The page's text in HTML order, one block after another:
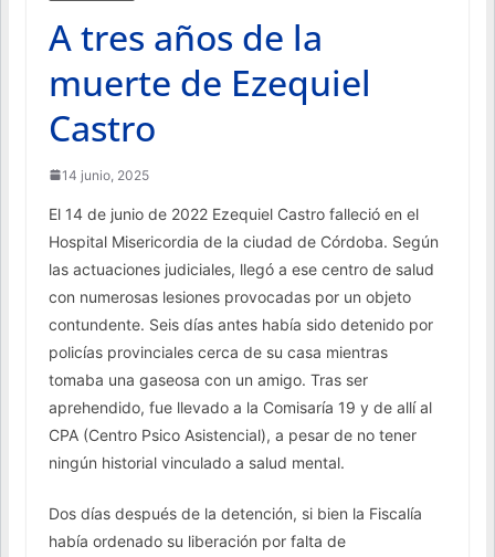
A tres años de la
muerte de Ezequiel
Castro
14 junio, 2025
El 14 de junio de 2022 Ezequiel Castro falleció en el
Hospital Misericordia de la ciudad de Córdoba. Según
las actuaciones judiciales, llegó a ese centro de salud
con numerosas lesiones provocadas por un objeto
contundente. Seis días antes había sido detenido por
policías provinciales cerca de su casa mientras
tomaba una gaseosa con un amigo. Tras ser
aprehendido, fue llevado a la Comisaría 19 y de allí al
CPA (Centro Psico Asistencial), a pesar de no tener
ningún historial vinculado a salud mental.
Dos días después de la detención, si bien la Fiscalía
había ordenado su liberación por falta de